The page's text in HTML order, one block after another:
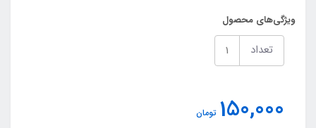
ویژگی‌های محصول
تعداد
150,000 تومان